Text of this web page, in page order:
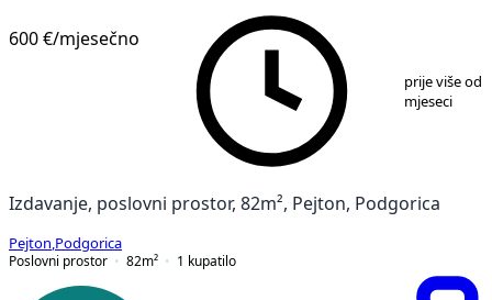
600 €/mjesečno
prije više od
mjeseci
Izdavanje, poslovni prostor, 82m², Pejton, Podgorica
Pejton Podgorica
Poslovni prostor
82m² 1 kupatilo